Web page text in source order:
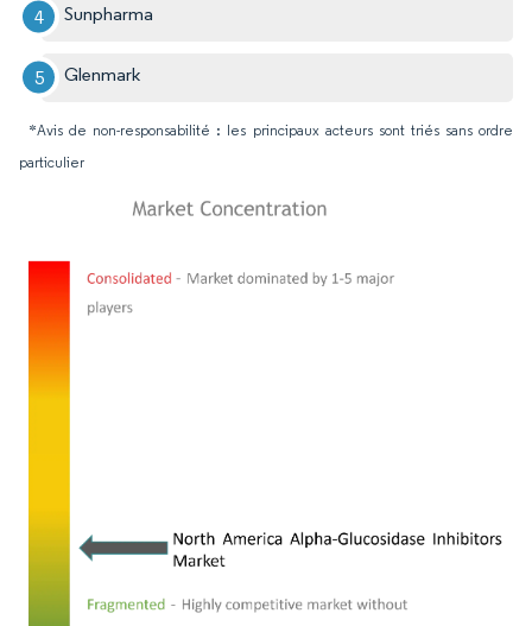
Sunpharma
Glenmark
*Avis de non-responsabilité : les principaux acteurs sont triés sans ordre
particulier